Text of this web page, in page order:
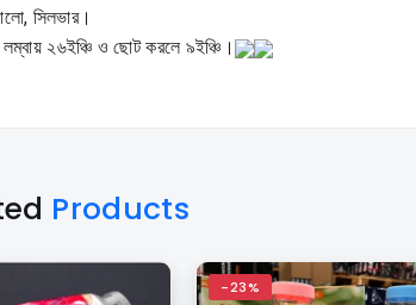
সিলভার।
লম্বায় ২৬ইঞ্চি ও ছোট করলে ৯ইঞ্চি।
Products
-23%